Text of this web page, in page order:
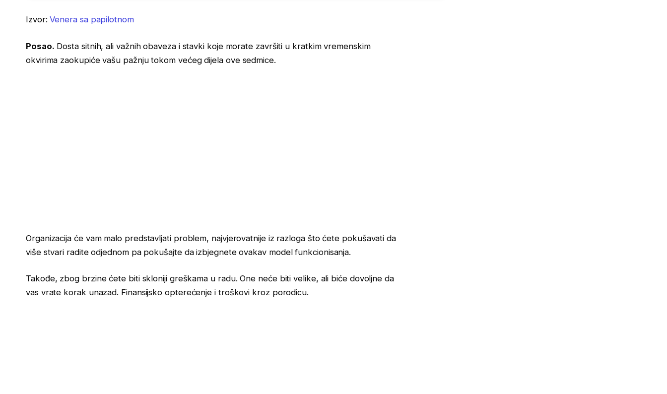
Izvor:Venera sa papilotnom
Posao. Dosta sitnih, ali važnih obaveza i stavki koje morate završiti u kratkim vremenskim
okvirima zaokupiće vašu pažnju tokom većeg dijela ove sedmice.
Organizacija će vam malo predstavljati problem, najvjerovatnije iz razloga što ćete pokušavati da
više stvari radite odjednom pa pokušajte da izbjegnete ovakav model funkcionisanja.
Takođe, zbog brzine ćete biti skloniji greškama u radu. One neće biti velike, ali biće dovoljne da
vas vrate korak unazad. Finansijsko opterećenje i troškovi kroz porodicu.